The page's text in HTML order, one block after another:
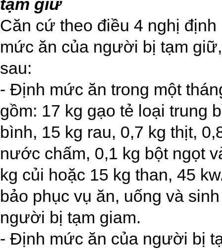
tạm giữ
Căn cứ theo điều 4 nghị
mức ăn của người bị tạm
sau:
- Định mức ăn trong một
gồm: 17 kg gạo tẻ loại trung
bình, 15 kg rau, 0,7 kg thịt,
nước chấm, 0,1 kg bột ngọt
kg củi hoặc 15 kg than, 45
bảo phục vụ ăn, uống và
người bị tạm giam.
- Định mức ăn của người bị